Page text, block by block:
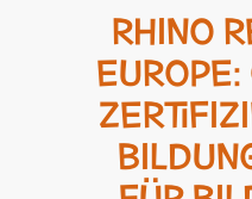
RHINO